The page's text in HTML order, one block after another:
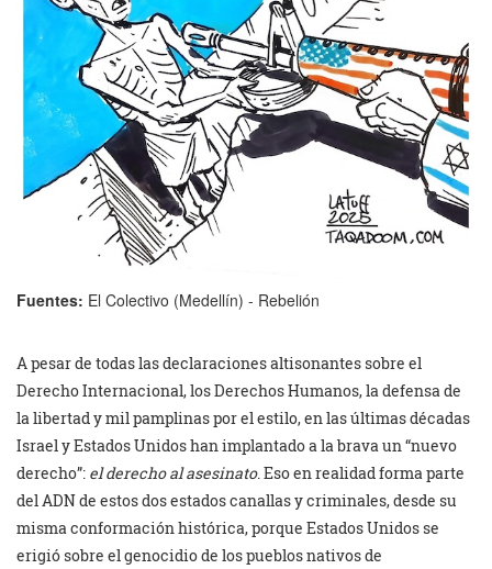
Fuentes: El Colectivo (Medellín) - Rebelión
A pesar de todas las declaraciones altisonantes sobre el
Derecho Internacional, los Derechos Humanos, la defensa de
la libertad y mil pamplinas por el estilo, en las últimas décadas
Israel y Estados Unidos han implantado a la brava un “nuevo
derecho”: el derecho al asesinato. Eso en realidad forma parte
del ADN de estos dos estados canallas y criminales, desde su
misma conformación histórica, porque Estados Unidos se
erigió sobre el genocidio de los pueblos nativos de